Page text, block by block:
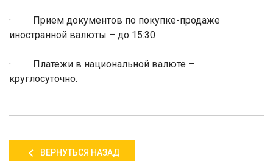
·
Прием документов по покупке-продаже
иностранной валюты – до 15:30
·
Платежи в национальной валюте –
круглосуточно.
ВЕРНУТЬСЯ НАЗАД